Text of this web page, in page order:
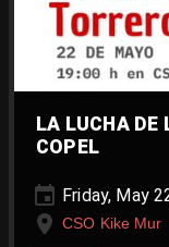
LA LUCHA DE
COPEL
Friday, May
CSO Kike Mur